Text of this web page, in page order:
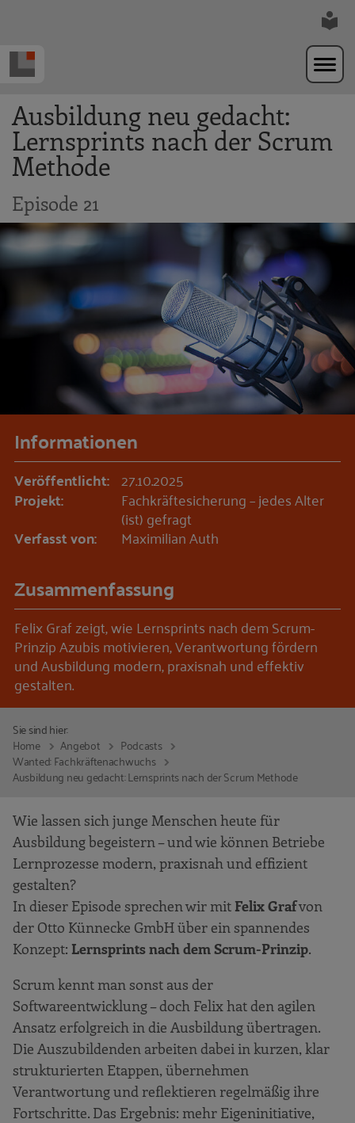
Ausbildung neu gedacht:
Lernsprints nach der Scrum
Methode
Episode 21
Informationen
Veröffentlicht: 27.10.2025
Projekt: Fachkräftesicherung – jedes Alter
(ist) gefragt
Verfasst von: Maximilian Auth
Zusammenfassung
Felix Graf zeigt, wie Lernsprints nach dem Scrum-
Prinzip Azubis motivieren, Verantwortung fördern
und Ausbildung modern, praxisnah und effektiv
gestalten.
Sie sind hier:
Home
Angebot
Podcasts
Wanted: Fachkräftenachwuchs
Ausbildung neu gedacht: Lernsprints nach der Scrum Methode
Wie lassen sich junge Menschen heute für
Ausbildung begeistern – und wie können Betriebe
Lernprozesse modern, praxisnah und effizient
gestalten?
In dieser Episode sprechen wir mit Felix Grafvon
der Otto Künnecke GmbH über ein spannendes
Konzept: Lernsprints nach dem Scrum-Prinzip.
Scrum kennt man sonst aus der
Softwareentwicklung – doch Felix hat den agilen
Ansatz erfolgreich in die Ausbildung übertragen.
Die Auszubildenden arbeiten dabei in kurzen, klar
strukturierten Etappen, übernehmen
Verantwortung und reflektieren regelmäßig ihre
Fortschritte. Das Ergebnis: mehr Eigeninitiative,